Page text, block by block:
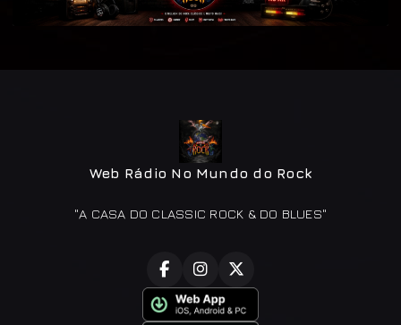
Web Rádio No Mundo do Rock
"A CASA DO CLASSIC ROCK & DO BLUES"